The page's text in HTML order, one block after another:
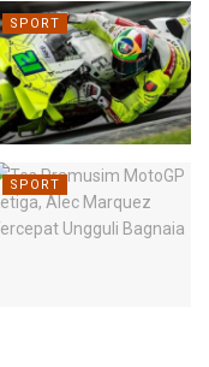
SPORT
SPORT